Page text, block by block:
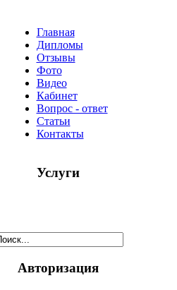
Главная
Дипломы
Отзывы
Фото
Видео
Кабинет
Вопрос - ответ
Статьи
Контакты
Услуги
Авторизация